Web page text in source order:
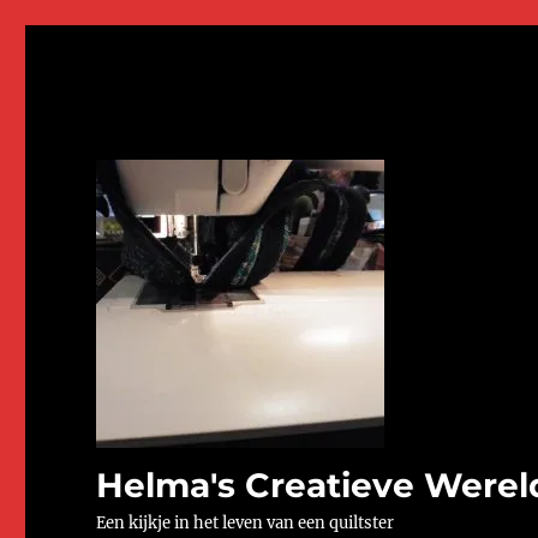
Helma's Creatieve
Een kijkje in het leven van een quiltster